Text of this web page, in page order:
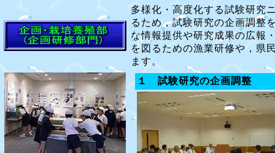
多様化・高度化する試験研究
るため，試験研究の企画調整
な情報提供や研究成果の広報
を図るための漁業研修や，県
ます。
１ 試験研究の企画調整